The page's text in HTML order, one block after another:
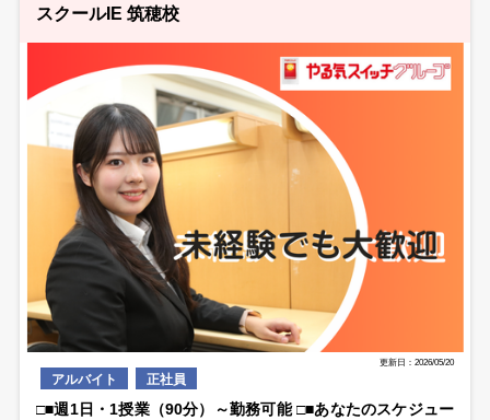
スクールIE 筑穂校
更新日：2026/05/20
アルバイト 正社員
□■週1日・1授業（90分）～勤務可能 □■あなたのスケジュー